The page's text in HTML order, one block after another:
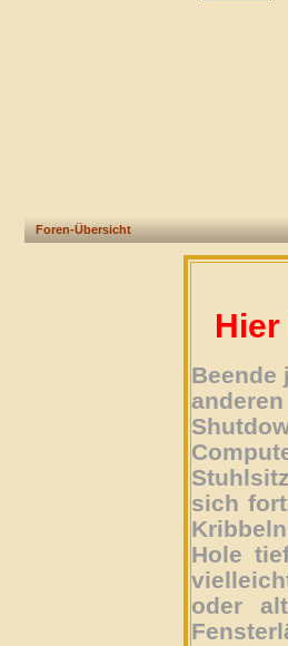
Foren-Übersicht
Beende
sich
Hole
oder